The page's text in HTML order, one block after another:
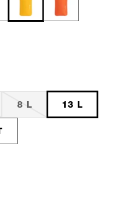
8 L 13 L